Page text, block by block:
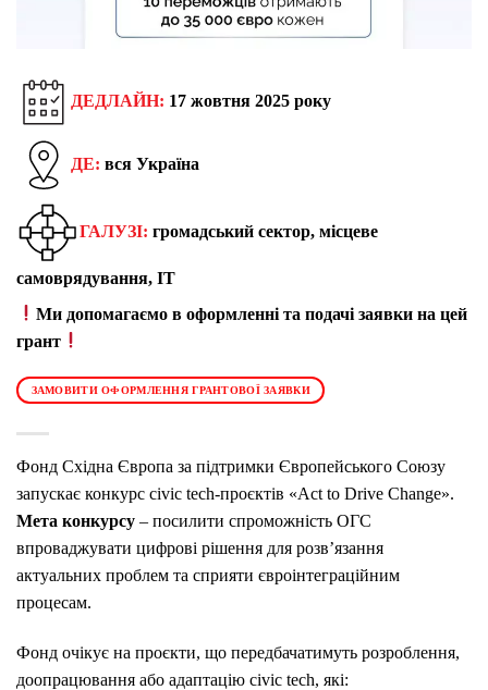
ДЕДЛАЙН: 17 жовтня 2025 року
ДЕ: вся Україна
ГАЛУЗІ: громадський сектор, місцеве
самоврядування, IT
Ми допомагаємо в оформленні та подачі заявки на цей
грант
ЗАМОВИТИ ОФОРМЛЕННЯ ГРАНТОВОЇ ЗАЯВКИ
Фонд Східна Європа за підтримки Європейського Союзу
запускає конкурс civic tech-проєктів «Act to Drive Change».
Мета конкурсу – посилити спроможність ОГС
впроваджувати цифрові рішення для розв’язання
актуальних проблем та сприяти євроінтеграційним
процесам.
Фонд очікує на проєкти, що передбачатимуть розроблення,
доопрацювання або адаптацію civic tech, які: